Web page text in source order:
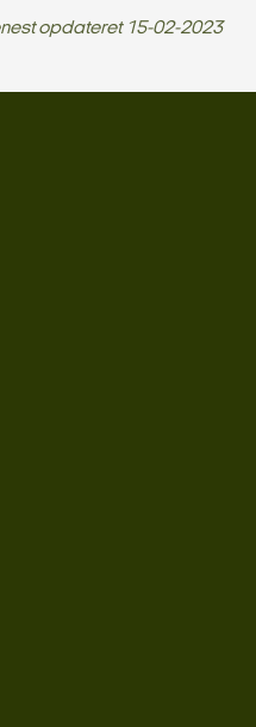
opdateret 15-02-2023